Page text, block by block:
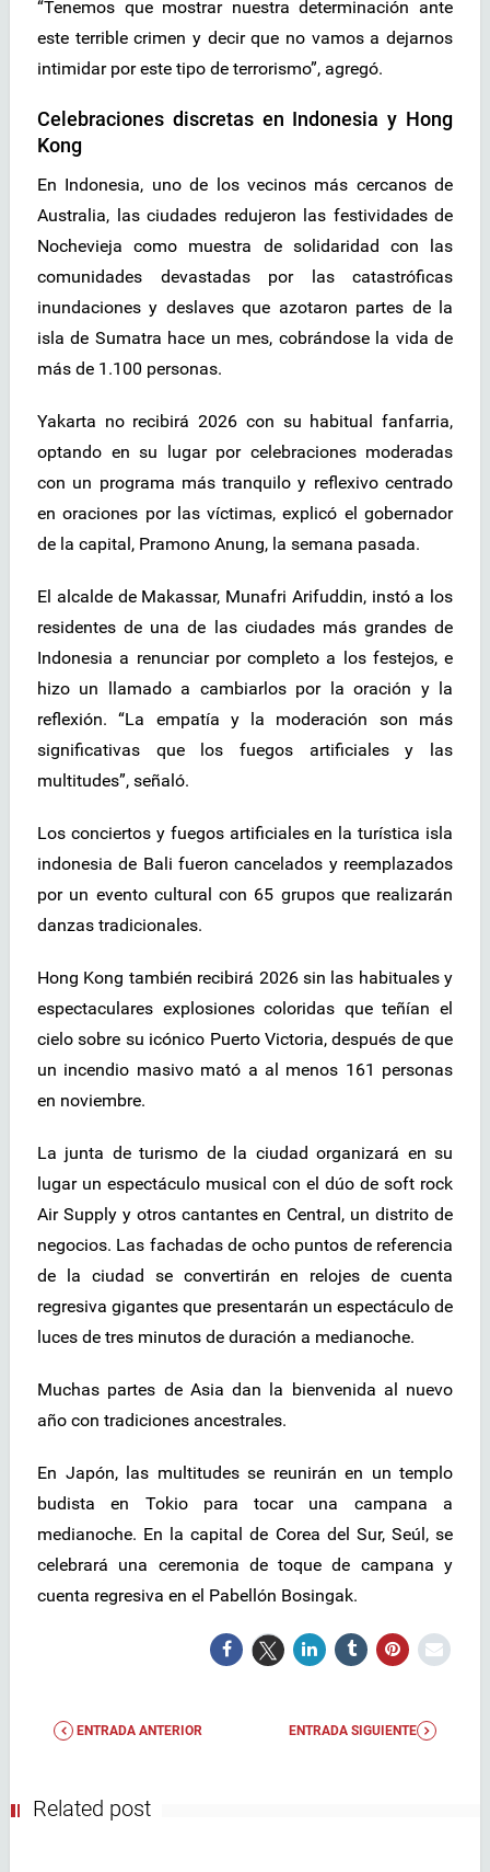
“Tenemos que mostrar nuestra determinación ante
este terrible crimen y decir que no vamos a dejarnos
intimidar por este tipo de terrorismo”, agregó.
Celebraciones discretas en Indonesia y Hong
Kong
En Indonesia, uno de los vecinos más cercanos de
Australia, las ciudades redujeron las festividades de
Nochevieja como muestra de solidaridad con las
comunidades devastadas por las catastróficas
inundaciones y deslaves que azotaron partes de la
isla de Sumatra hace un mes, cobrándose la vida de
más de 1.100 personas.
Yakarta no recibirá 2026 con su habitual fanfarria,
optando en su lugar por celebraciones moderadas
con un programa más tranquilo y reflexivo centrado
en oraciones por las víctimas, explicó el gobernador
de la capital, Pramono Anung, la semana pasada.
El alcalde de Makassar, Munafri Arifuddin, instó a los
residentes de una de las ciudades más grandes de
Indonesia a renunciar por completo a los festejos, e
hizo un llamado a cambiarlos por la oración y la
reflexión. “La empatía y la moderación son más
significativas que los fuegos artificiales y las
multitudes”, señaló.
Los conciertos y fuegos artificiales en la turística isla
indonesia de Bali fueron cancelados y reemplazados
por un evento cultural con 65 grupos que realizarán
danzas tradicionales.
Hong Kong también recibirá 2026 sin las habituales y
espectaculares explosiones coloridas que teñían el
cielo sobre su icónico Puerto Victoria, después de que
un incendio masivo mató a al menos 161 personas
en noviembre.
La junta de turismo de la ciudad organizará en su
lugar un espectáculo musical con el dúo de soft rock
Air Supply y otros cantantes en Central, un distrito de
negocios. Las fachadas de ocho puntos de referencia
de la ciudad se convertirán en relojes de cuenta
regresiva gigantes que presentarán un espectáculo de
luces de tres minutos de duración a medianoche.
Muchas partes de Asia dan la bienvenida al nuevo
año con tradiciones ancestrales.
En Japón, las multitudes se reunirán en un templo
budista en Tokio para tocar una campana a
medianoche. En la capital de Corea del Sur, Seúl, se
celebrará una ceremonia de toque de campana y
cuenta regresiva en el Pabellón Bosingak.
ENTRADA ANTERIOR ENTRADA SIGUIENTE
Related post